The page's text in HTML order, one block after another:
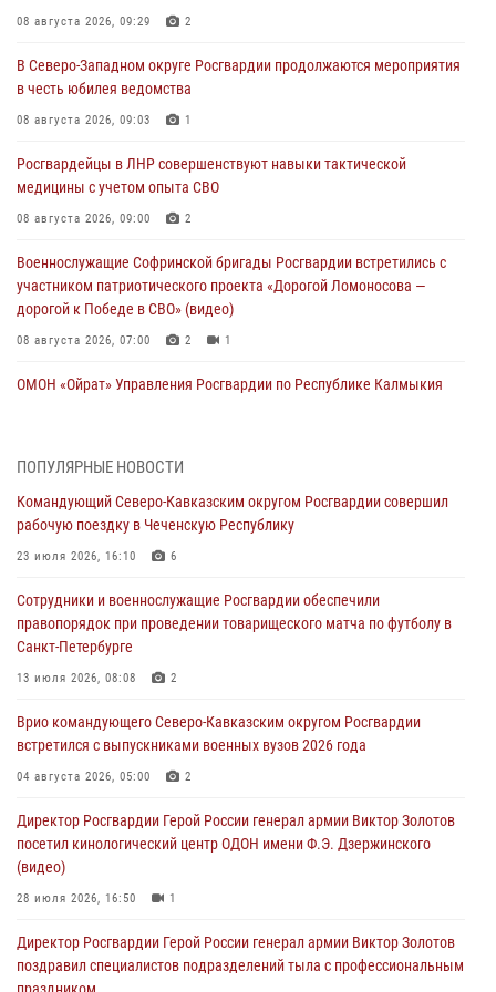
08 августа 2026, 09:29 2
В Северо-Западном округе Росгвардии продолжаются мероприятия
в честь юбилея ведомства
08 августа 2026, 09:03 1
Росгвардейцы в ЛНР совершенствуют навыки тактической
медицины с учетом опыта СВО
08 августа 2026, 09:00 2
Военнослужащие Софринской бригады Росгвардии встретились с
участником патриотического проекта «Дорогой Ломоносова —
дорогой к Победе в СВО» (видео)
08 августа 2026, 07:00 2 1
ОМОН «Ойрат» Управления Росгвардии по Республике Калмыкия
настольному теннису ко Дню физкультурника
08 августа 2026, 07:00
Кузбассе
08 августа 2026, 07:00
В Москве росгвардейцы оказали помощь медикам и девушке с
08 августа 2026, 06:32 1
Спецназ Росгвардии в Марий Эл почтил память товарища на
08 августа 2026, 06:15
ПОПУЛЯРНЫЕ НОВОСТИ
Командующий Северо-Кавказским округом Росгвардии совершил
рабочую поездку в Чеченскую Республику
23 июля 2026, 16:10 6
Сотрудники и военнослужащие Росгвардии обеспечили
правопорядок при проведении товарищеского матча по футболу в
Санкт-Петербурге
13 июля 2026, 08:08 2
Врио командующего Северо-Кавказским округом Росгвардии
встретился с выпускниками военных вузов 2026 года
04 августа 2026, 05:00 2
Директор Росгвардии Герой России генерал армии Виктор Золотов
посетил кинологический центр ОДОН имени Ф.Э. Дзержинского
(видео)
28 июля 2026, 16:50 1
Директор Росгвардии Герой России генерал армии Виктор Золотов
поздравил специалистов подразделений тыла с профессиональным
праздником